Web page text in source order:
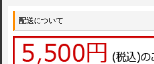
配送について